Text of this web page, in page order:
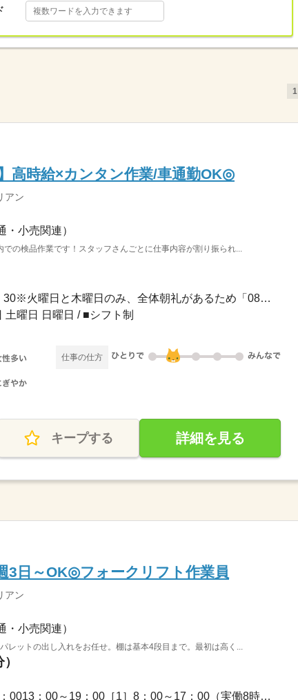
1
高時給×カンタン作業/車通勤OK◎
アン
・小売関連）
の検品作業です！スタッフさんごとに仕事内容が割り振られ...
長期 / 08：30～17：308：30～17：30※火曜日と木曜日のみ、全体朝礼があるため「08：1...
土曜日 日曜日 / ■シフト制
仕事の仕方
キープする 詳細を見る
3日～OK◎フォークリフト作業員
アン
・小売関連）
レットの出し入れをお任せ。棚は基本4段目まで。最初は高く...
長期 / 08：00～17：0013：00～18：0013：00～19：00［1］8：00～17：00（実働8時間／...